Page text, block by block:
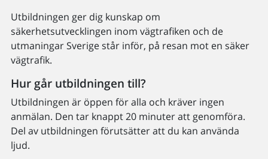
Utbildningen ger dig kunskap om
säkerhetsutvecklingen inom vägtrafiken och de
utmaningar Sverige står inför, på resan mot en säker
vägtrafik.
Hur går utbildningen till?
Utbildningen är öppen för alla och kräver ingen
anmälan. Den tar knappt 20 minuter att genomföra.
Del av utbildningen förutsätter att du kan använda
ljud.